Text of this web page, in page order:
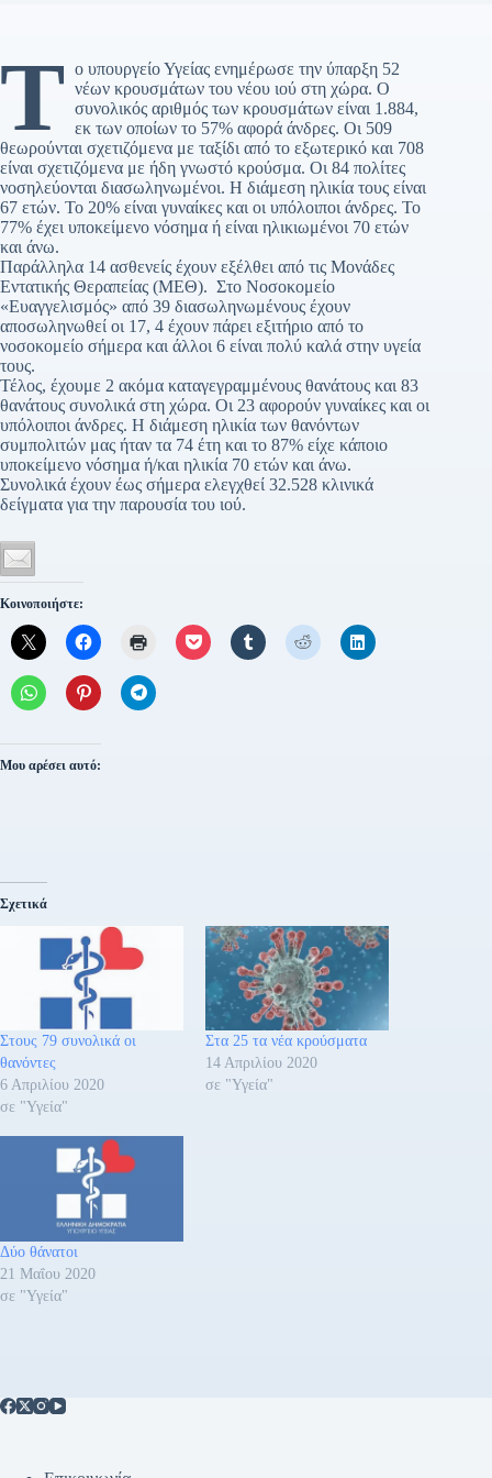
Τ ο υπουργείο Υγείας ενημέρωσε την ύπαρξη 52
νέων κρουσμάτων του νέου ιού στη χώρα. Ο
συνολικός αριθμός των κρουσμάτων είναι 1.884,
εκ των οποίων το 57% αφορά άνδρες. Οι 509
θεωρούνται σχετιζόμενα με ταξίδι από το εξωτερικό και 708
είναι σχετιζόμενα με ήδη γνωστό κρούσμα. Οι 84 πολίτες
νοσηλεύονται διασωληνωμένοι. Η διάμεση ηλικία τους είναι
67 ετών. Το 20% είναι γυναίκες και οι υπόλοιποι άνδρες. Το
77% έχει υποκείμενο νόσημα ή είναι ηλικιωμένοι 70 ετών
και άνω.
Παράλληλα 14 ασθενείς έχουν εξέλθει από τις Μονάδες
Εντατικής Θεραπείας (ΜΕΘ). Στο Νοσοκομείο
«Ευαγγελισμός» από 39 διασωληνωμένους έχουν
αποσωληνωθεί οι 17, 4 έχουν πάρει εξιτήριο από το
νοσοκομείο σήμερα και άλλοι 6 είναι πολύ καλά στην υγεία
τους.
Τέλος, έχουμε 2 ακόμα καταγεγραμμένους θανάτους και 83
θανάτους συνολικά στη χώρα. Οι 23 αφορούν γυναίκες και οι
υπόλοιποι άνδρες. Η διάμεση ηλικία των θανόντων
συμπολιτών μας ήταν τα 74 έτη και το 87% είχε κάποιο
υποκείμενο νόσημα ή/και ηλικία 70 ετών και άνω.
Συνολικά έχουν έως σήμερα ελεγχθεί 32.528 κλινικά
δείγματα για την παρουσία του ιού.
Κοινοποιήστε:
Μου αρέσει αυτό:
Σχετικά
Στους 79 συνολικά οι
θανόντες
6 Απριλίου 2020
σε "Υγεία"
Στα 25 τα νέα κρούσματα
14 Απριλίου 2020
σε "Υγεία"
Δύο θάνατοι
21 Μαΐου 2020
σε "Υγεία"